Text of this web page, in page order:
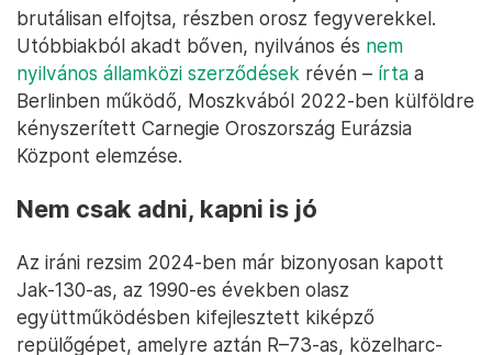
brutálisan elfojtsa, részben orosz fegyverekkel.
Utóbbiakból akadt bőven, nyilvános és nem
nyilvános államközi szerződések révén – írta a
Berlinben működő, Moszkvából 2022-ben külföldre
kényszerített Carnegie Oroszország Eurázsia
Központ elemzése.
Nem csak adni, kapni is jó
Az iráni rezsim 2024-ben már bizonyosan kapott
Jak-130-as, az 1990-es években olasz
együttműködésben kifejlesztett kiképző
repülőgépet, amelyre aztán R–73-as, közelharc-